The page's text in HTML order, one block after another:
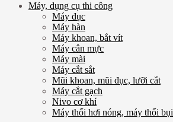
Máy, dụng cụ thi công
Máy đục
Máy hàn
Máy khoan, bắt vít
Máy cân mực
Máy mài
Máy cắt sắt
Mũi khoan, mũi đục, lưỡi cắt
Máy cắt gạch
Nivo cơ khí
Máy thổi hơi nóng, máy thổi bụi